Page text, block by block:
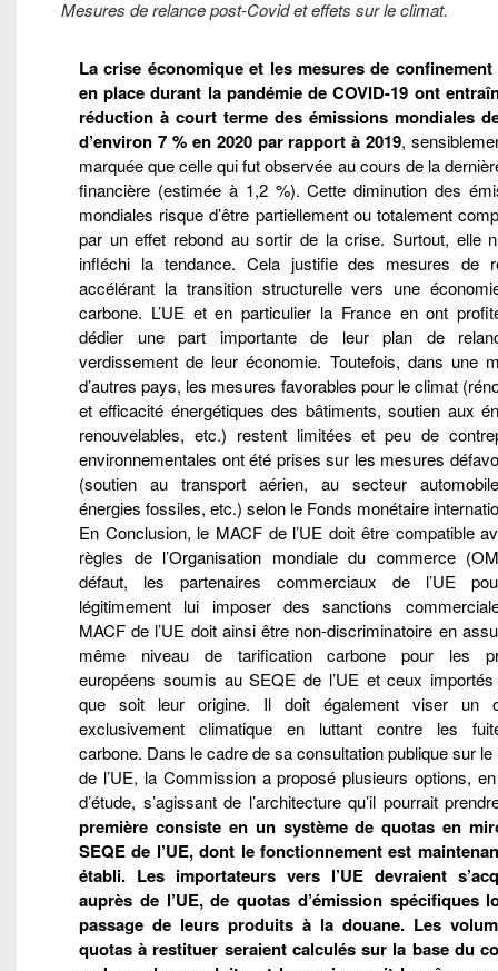
Mesures de relance post-Covid et effets sur le climat.
La crise économique et les mesures de confinement
en place durant la pandémie de COVID-19 ont
réduction à court terme des émissions mondiales
d’environ 7 % en 2020 par rapport à 2019,
marquée que celle qui fut observée au cours de la
financière (estimée à 1,2 %). Cette diminution des
mondiales risque d’être partiellement ou totalement
par un effet rebond au sortir de la crise. Surtout, elle
infléchi la tendance. Cela justifie des mesures de
accélérant la transition structurelle vers une
carbone. L’UE et en particulier la France en ont
dédier une part importante de leur plan de
verdissement de leur économie. Toutefois, dans une
d’autres pays, les mesures favorables pour le climat
et efficacité énergétiques des bâtiments, soutien aux
renouvelables, etc.) restent limitées et peu de
environnementales ont été prises sur les mesures
(soutien au transport aérien, au secteur
énergies fossiles, etc.) selon le Fonds monétaire
En Conclusion, le MACF de l’UE doit être compatible
règles de l’Organisation mondiale du commerce
défaut, les partenaires commerciaux de l’UE
légitimement lui imposer des sanctions
MACF de l’UE doit ainsi être non-discriminatoire en
même niveau de tarification carbone pour les
européens soumis au SEQE de l’UE et ceux importés
que soit leur origine. Il doit également viser un
exclusivement climatique en luttant contre les
carbone. Dans le cadre de sa consultation publique sur le
de l’UE, la Commission a proposé plusieurs options,
d’étude, s’agissant de l’architecture qu’il pourrait
première consiste en un système de quotas en
SEQE de l’UE, dont le fonctionnement est
établi. Les importateurs vers l’UE devraient
auprès de l’UE, de quotas d’émission spécifiques
passage de leurs produits à la douane. Les
quotas à restituer seraient calculés sur la base du